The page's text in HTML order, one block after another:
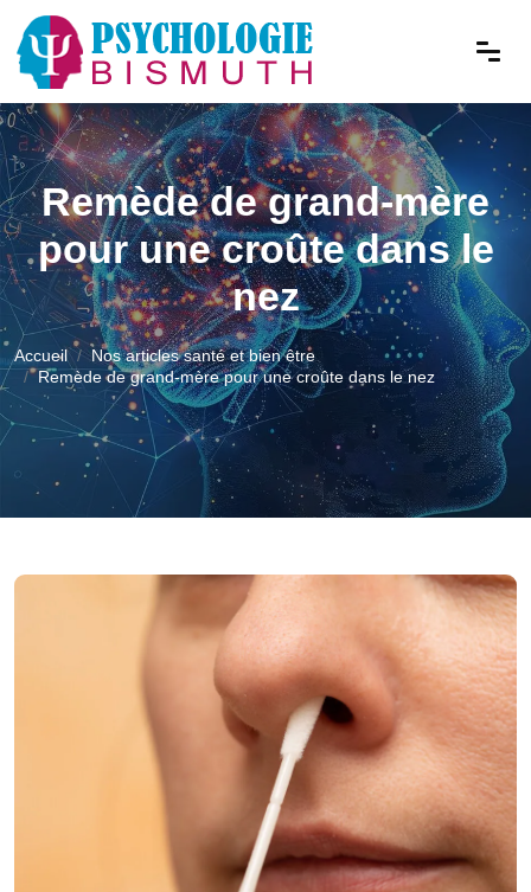
Remède de grand-mère
pour une croûte dans le
nez
Accueil
Nos articles santé et bien être
Remède de grand-mère pour une croûte dans le nez